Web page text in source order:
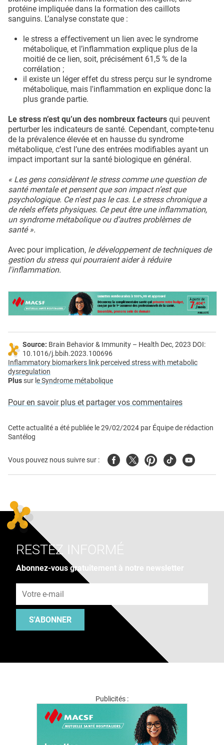
protéine impliquée dans la formation des caillots
sanguins. L’analyse constate que :
le stress a effectivement un lien avec le syndrome
métabolique, et l’inflammation explique plus de la
moitié de ce lien, soit, précisément 61,5 % de la
corrélation ;
il existe un léger effet du stress perçu sur le syndrome
métabolique, mais l'inflammation en explique donc la
plus grande partie.
Le stress n’est qu’un des nombreux facteurs qui peuvent
perturber les indicateurs de santé. Cependant, compte-tenu
de la prévalence élevée et en hausse du syndrome
métabolique, c’est l’une des entrées modifiables ayant un
impact important sur la santé biologique en général.
« Les gens considèrent le stress comme une question de
santé mentale et pensent que son impact n’est que
psychologique. Ce n'est pas le cas. Le stress chronique a
de réels effets physiques. Ce peut être une inflammation,
un syndrome métabolique ou d’autres problèmes de
santé ».
Avec pour implication, le développement de techniques de
gestion du stress qui pourraient aider à réduire
l'inflammation.
Source: Brain Behavior & Immunity – Health Dec, 2023 DOI:
10.1016/j.bbih.2023.100696
Inflammatory biomarkers link perceived stress with metabolic
dysregulation
Plussur l e Syndrome métabolique
Pour en savoir plus et partager vos commentaires
Cette actualité a été publiée le29/02/2024 par Équipe de rédaction
Santélog
Vous pouvez nous suivre sur : FacebookTwitterPinterest
TiktokYoutube
RESTEZ INFORMÉ
Abonnez-vous gratuitement à notre newsletter
S'ABONNER
Publicités :